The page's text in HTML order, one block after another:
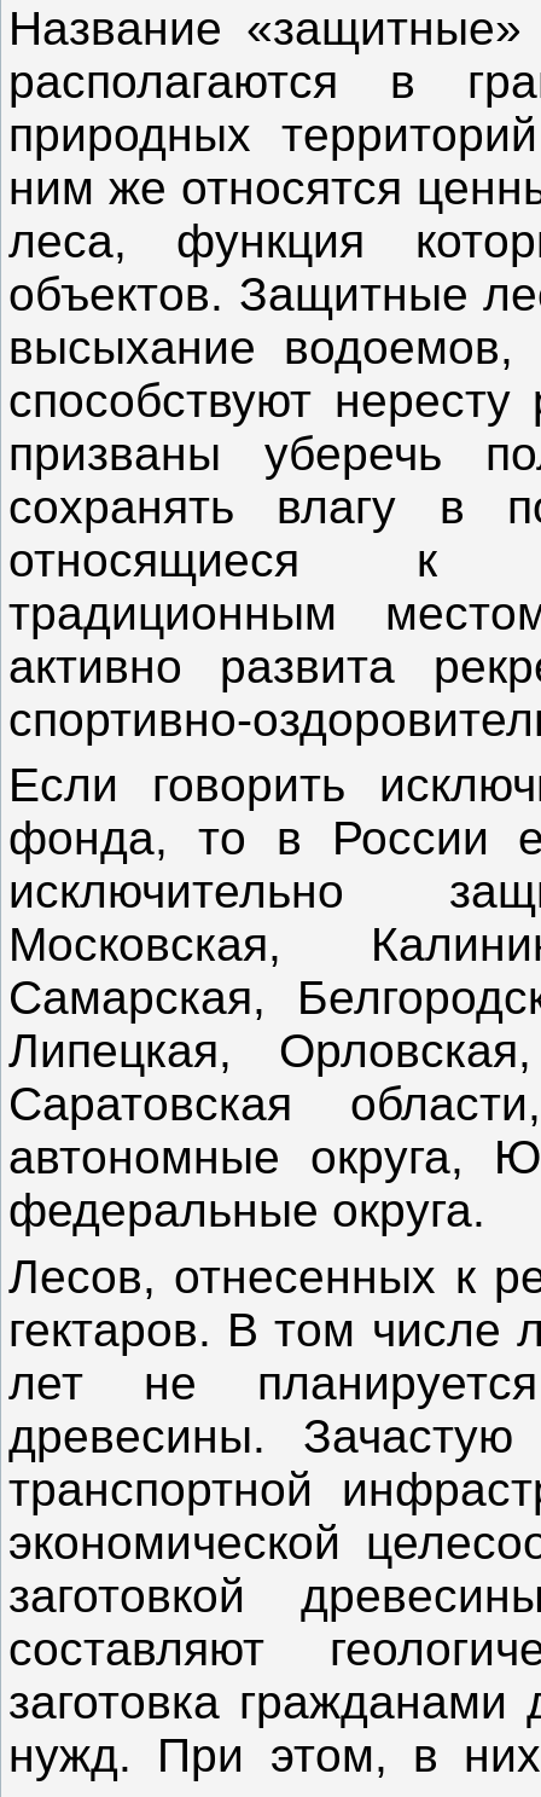
Название
располагаются в
природных
ним же относятся
леса, функция
объектов. Защитные
высыхание водоемов,
способствуют
призваны уберечь
сохранять влагу в
относящиеся к
традиционным
активно развита
спортивно-
Если говорить
фонда, то в России
исключительно
Московская,
Самарская,
Липецкая,
Саратовская
автономные округа,
федеральные округа.
Лесов, отнесенных к
гектаров. В том числе
лет не планируется
древесины.
транспортной
экономической
заготовкой
составляют
заготовка
нужд. При этом, в